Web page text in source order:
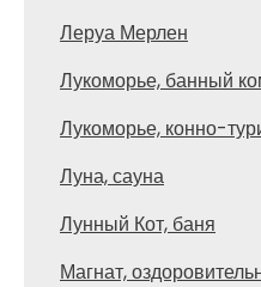
Леруа Мерлен
Лукоморье, банный
Лукоморье, конно-
Луна, сауна
Лунный Кот, баня
Магнат,